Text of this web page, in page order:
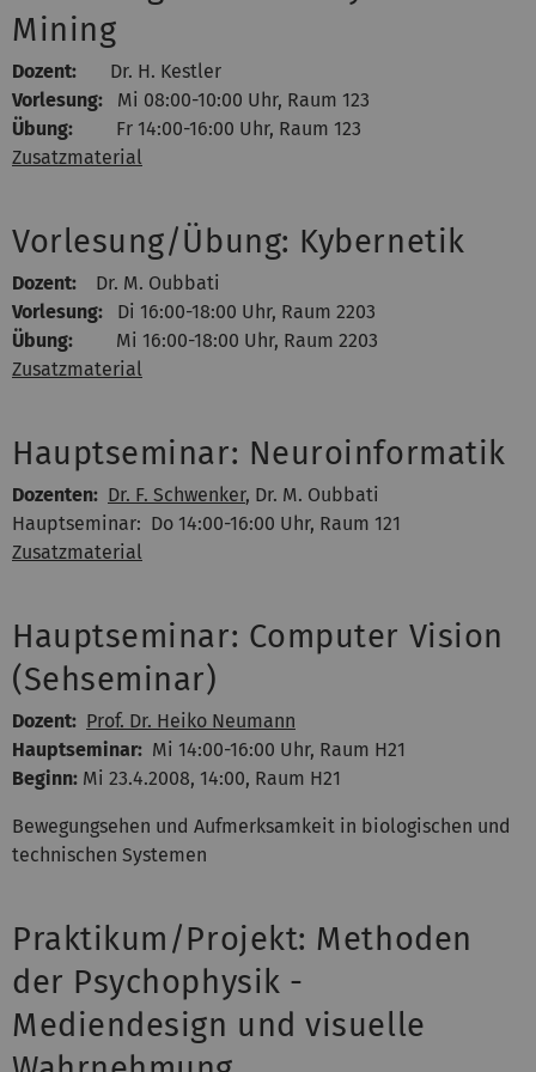
Mining
Dozent: Dr. H. Kestler
Vorlesung: Mi 08:00-10:00 Uhr, Raum 123
Übung: Fr 14:00-16:00 Uhr, Raum 123
Zusatzmaterial
Vorlesung/Übung: Kybernetik
Dozent: Dr. M. Oubbati
Vorlesung: Di 16:00-18:00 Uhr, Raum 2203
Übung: Mi 16:00-18:00 Uhr, Raum 2203
Zusatzmaterial
Hauptseminar: Neuroinformatik
Dozenten: Dr. F. Schwenker, Dr. M. Oubbati
Hauptseminar: Do 14:00-16:00 Uhr, Raum 121
Zusatzmaterial
Hauptseminar: Computer Vision
(Sehseminar)
Dozent: Prof. Dr. Heiko Neumann
Hauptseminar: Mi 14:00-16:00 Uhr, Raum H21
Beginn: Mi 23.4.2008, 14:00, Raum H21
Bewegungsehen und Aufmerksamkeit in biologischen und
technischen Systemen
Praktikum/Projekt: Methoden
der Psychophysik -
Mediendesign und visuelle